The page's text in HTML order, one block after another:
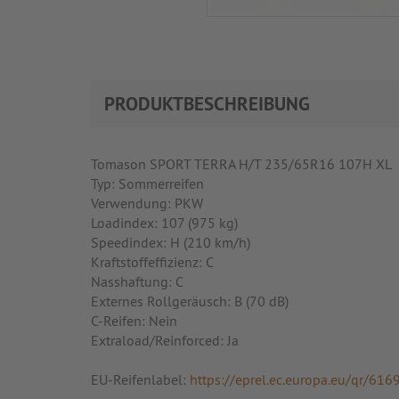
PRODUKTBESCHREIBUNG
Tomason SPORT TERRA H/T 235/65R16 107H XL
Typ: Sommerreifen
Verwendung: PKW
Loadindex: 107 (975 kg)
Speedindex: H (210 km/h)
Kraftstoffeffizienz: C
Nasshaftung: C
Externes Rollgeräusch: B (70 dB)
C-Reifen: Nein
Extraload/Reinforced: Ja
EU-Reifenlabel: https://eprel.ec.europa.eu/qr/